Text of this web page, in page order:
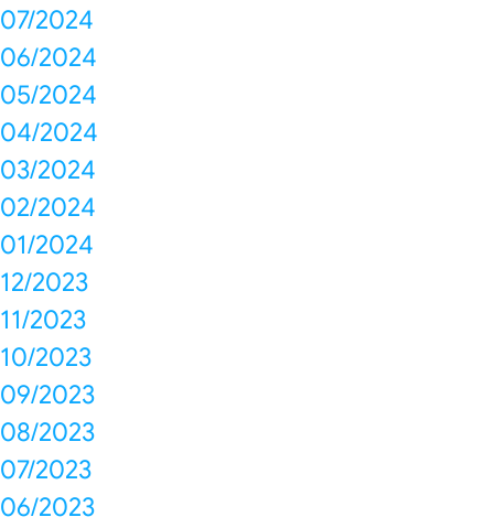
07/2024
06/2024
05/2024
04/2024
03/2024
02/2024
01/2024
12/2023
11/2023
10/2023
09/2023
08/2023
07/2023
06/2023